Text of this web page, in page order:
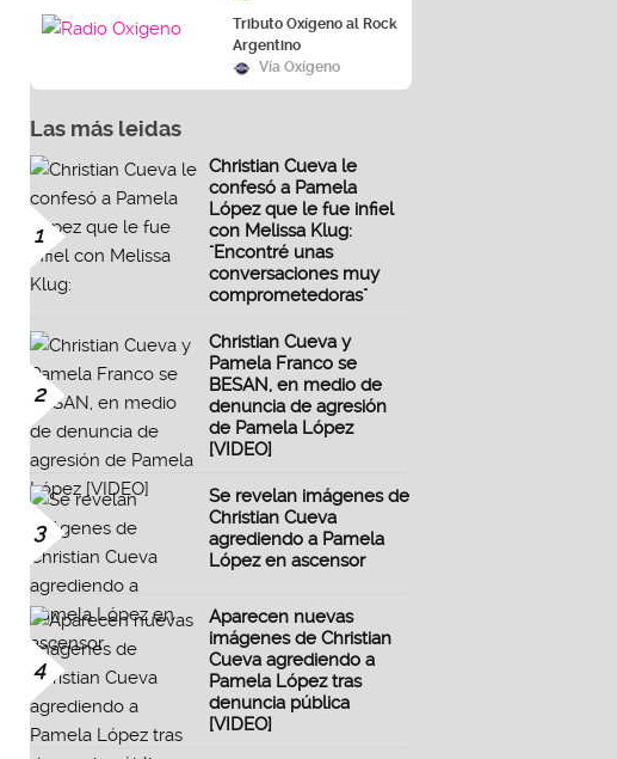
Tributo Oxígeno al Rock
Argentino
Vía Oxígeno
Las más leidas
1
Christian Cueva le
confesó a Pamela
López que le fue infiel
con Melissa Klug:
"Encontré unas
conversaciones muy
comprometedoras"
2
Christian Cueva y
Pamela Franco se
BESAN, en medio de
denuncia de agresión
de Pamela López
[VIDEO]
3
Se revelan imágenes de
Christian Cueva
agrediendo a Pamela
López en ascensor
4
Aparecen nuevas
imágenes de Christian
Cueva agrediendo a
Pamela López tras
denuncia pública
[VIDEO]